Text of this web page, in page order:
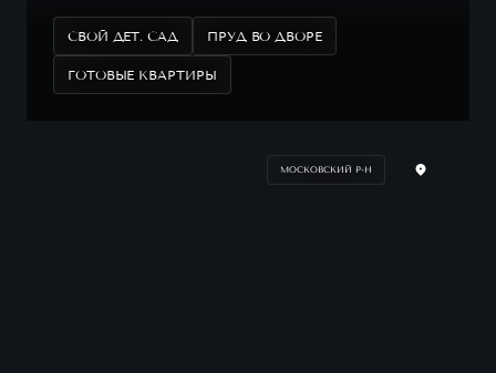
СВОЙ ДЕТ. САД ПРУД ВО ДВОРЕ
ГОТОВЫЕ КВАРТИРЫ
МОСКОВСКИЙ Р-Н